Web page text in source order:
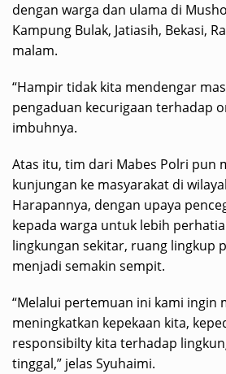
dengan warga dan ulama di
Kampung Bulak, Jatiasih, Bekasi,
malam.
“Hampir tidak kita mendengar
pengaduan kecurigaan terhadap
imbuhnya.
Atas itu, tim dari Mabes Polri pun
kunjungan ke masyarakat di
Harapannya, dengan upaya
kepada warga untuk lebih
lingkungan sekitar, ruang lingkup
menjadi semakin sempit.
“Melalui pertemuan ini kami ingin
meningkatkan kepekaan kita,
responsibilty kita terhadap
tinggal,” jelas Syuhaimi.